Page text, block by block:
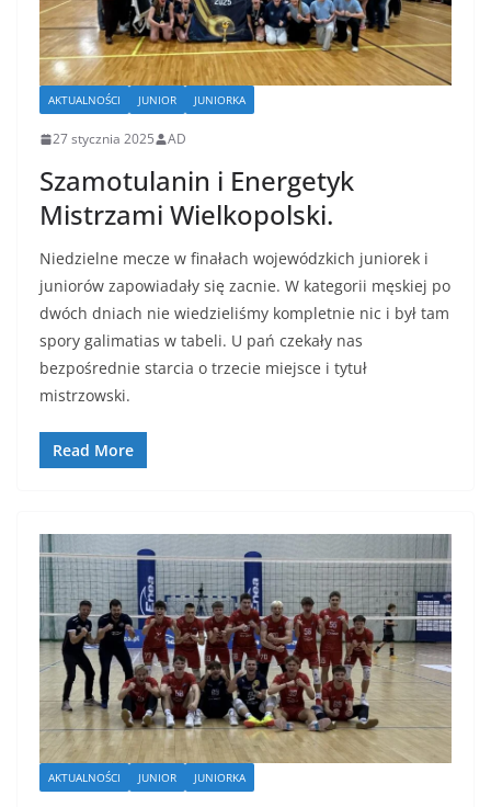
AKTUALNOŚCI JUNIOR JUNIORKA
27 stycznia 2025 AD
Szamotulanin i Energetyk
Mistrzami Wielkopolski.
Niedzielne mecze w finałach wojewódzkich juniorek i
juniorów zapowiadały się zacnie. W kategorii męskiej po
dwóch dniach nie wiedzieliśmy kompletnie nic i był tam
spory galimatias w tabeli. U pań czekały nas
bezpośrednie starcia o trzecie miejsce i tytuł
mistrzowski.
Read More
AKTUALNOŚCI JUNIOR JUNIORKA